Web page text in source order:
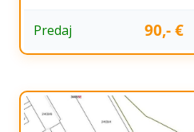
Predaj 90,- €